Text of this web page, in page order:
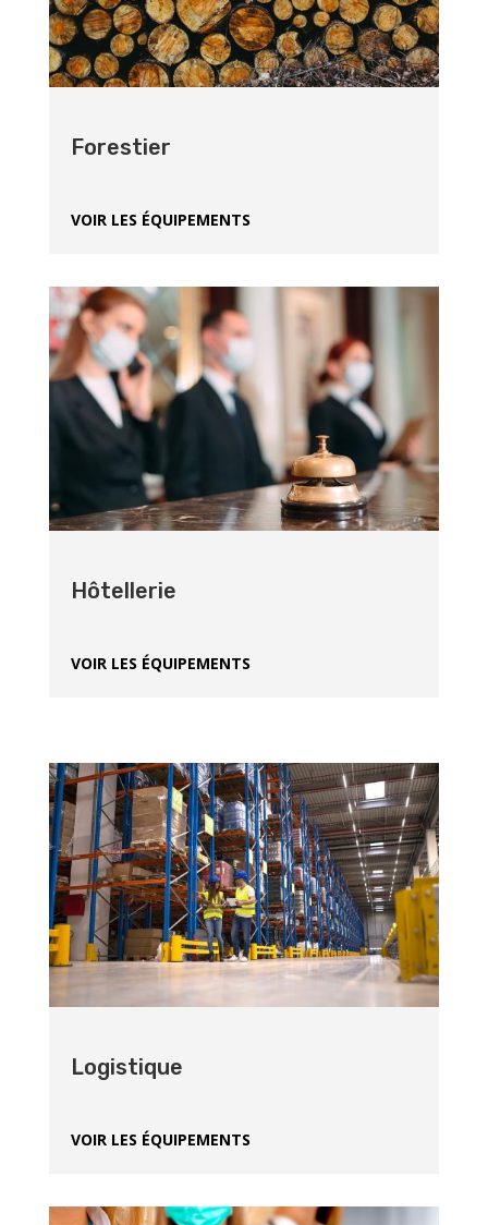
Forestier
VOIR LES ÉQUIPEMENTS
Hôtellerie
VOIR LES ÉQUIPEMENTS
Logistique
VOIR LES ÉQUIPEMENTS